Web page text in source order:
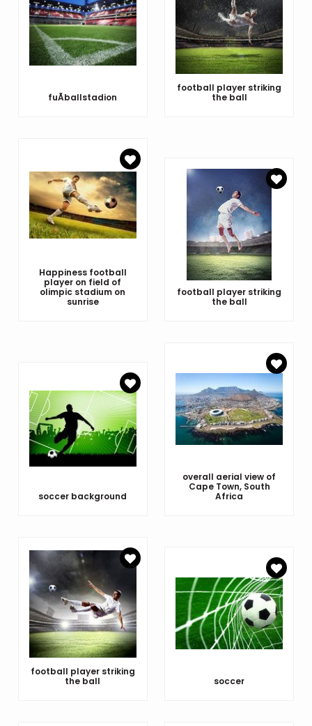
fuÃballstadion
football player striking
the ball
Happiness football
player on field of
olimpic stadium on
sunrise
football player striking
the ball
soccer background
overall aerial view of
Cape Town, South
Africa
football player striking
the ball
soccer